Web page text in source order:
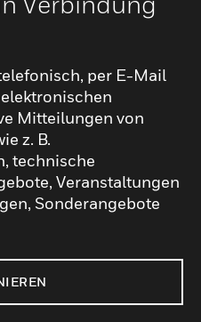
per E-Mail
Mitteilungen von
z. B.
technische
Veranstaltungen
Sonderangebote